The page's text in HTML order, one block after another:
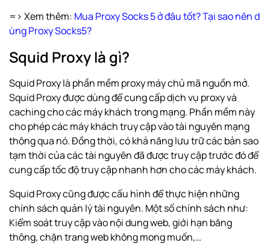
=> Xem thêm: Mua Proxy Socks 5 ở đâu tốt? Tại sao nên d
ùng Proxy Socks5?
Squid Proxy là gì?
Squid Proxy là phần mềm proxy máy chủ mã nguồn mở.
Squid Proxy được dùng để cung cấp dịch vụ proxy và
caching cho các máy khách trong mạng. Phần mềm này
cho phép các máy khách truy cập vào tài nguyên mạng
thông qua nó. Đồng thời, có khả năng lưu trữ các bản sao
tạm thời của các tài nguyên đã được truy cập trước đó để
cung cấp tốc độ truy cập nhanh hơn cho các máy khách.
Squid Proxy cũng được cấu hình để thực hiện những
chính sách quản lý tài nguyên. Một số chính sách như:
Kiểm soát truy cập vào nội dung web, giới hạn băng
thông, chặn trang web không mong muốn,…